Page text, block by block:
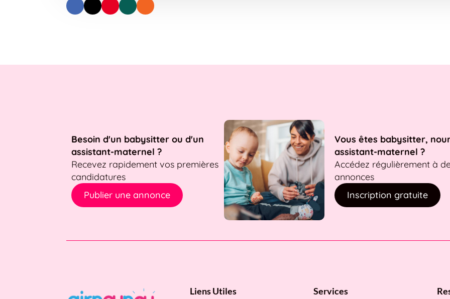
Besoin d'un babysitter ou d'un
assistant-maternel ?
Recevez rapidement vos premières
candidatures
Publier une annonce
Vous êtes babysitter,
assistant-maternel ?
Accédez régulièrement à
annonces
Inscription gratuite
Liens Utiles Services